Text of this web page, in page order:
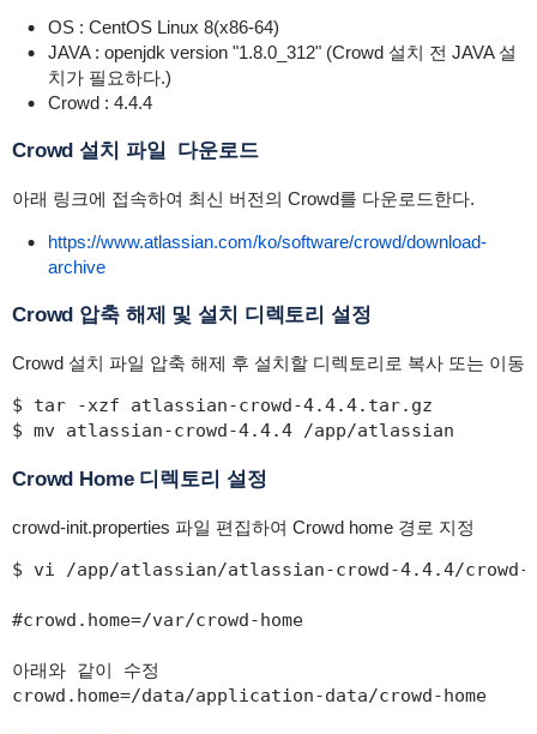
OS : CentOS Linux 8(x86-64)
JAVA : openjdk version "1.8.0_312" (Crowd 설치 전 JAVA 설
치가 필요하다.)
Crowd : 4.4.4
Crowd 설치 파일 다운로드
아래 링크에 접속하여 최신 버전의 Crowd를 다운로드한다.
https://www.atlassian.com/ko/software/crowd/download-
archive
Crowd 압축 해제 및 설치 디렉토리 설정
Crowd 설치 파일 압축 해제 후 설치할 디렉토리로 복사 또는 이동
$ tar -xzf atlassian-crowd-4.4.4.tar.gz
$ mv atlassian-crowd-4.4.4 /app/atlassian
Crowd Home 디렉토리 설정
crowd-init.properties 파일 편집하여 Crowd home 경로 지정
$ vi /app/atlassian/atlassian-crowd-4.4.4/crowd-
#crowd.home=/var/crowd-home
아래와 같이 수정
crowd.home=/data/application-data/crowd-home